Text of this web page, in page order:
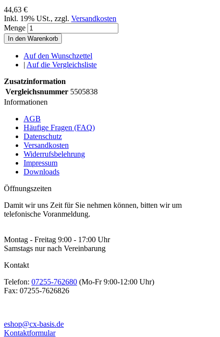
44,63 €
Inkl. 19% USt., zzgl. Versandkosten
Menge
In den Warenkorb
Auf den Wunschzettel
| Auf die Vergleichsliste
Zusatzinformation
Vergleichsnummer 5505838
Informationen
AGB
Häufige Fragen (FAQ)
Datenschutz
Versandkosten
Widerrufsbelehrung
Impressum
Downloads
Öffnungszeiten
Damit wir uns Zeit für Sie nehmen können, bitten wir um
telefonische Voranmeldung.
Montag - Freitag 9:00 - 17:00 Uhr
Samstags nur nach Vereinbarung
Kontakt
Telefon: 07255-762680 (Mo-Fr 9:00-12:00 Uhr)
Fax: 07255-7626826
eshop@cx-basis.de
Kontaktformular